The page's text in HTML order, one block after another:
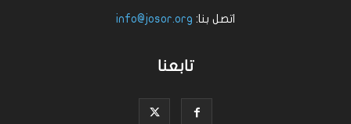
اتصل بنا: info@josor.org
تابعنا